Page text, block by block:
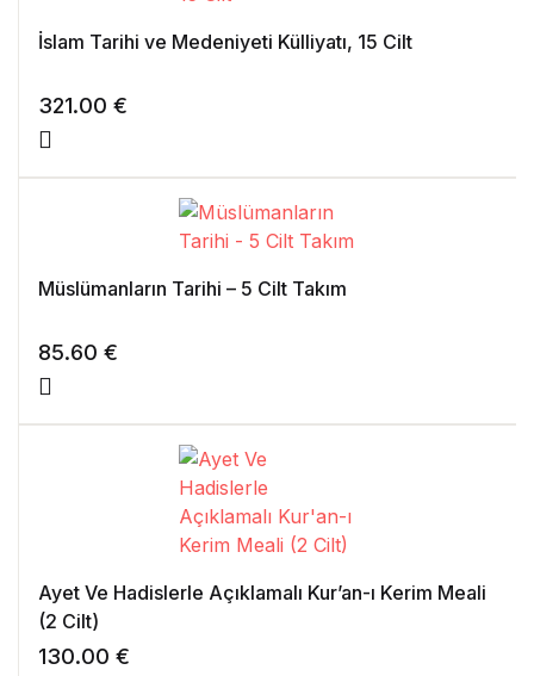
İslam Tarihi ve Medeniyeti Külliyatı, 15 Cilt
321.00 €
Müslümanların Tarihi – 5 Cilt Takım
85.60 €
Ayet Ve Hadislerle Açıklamalı Kur’an-ı Kerim Meali
(2 Cilt)
130.00 €